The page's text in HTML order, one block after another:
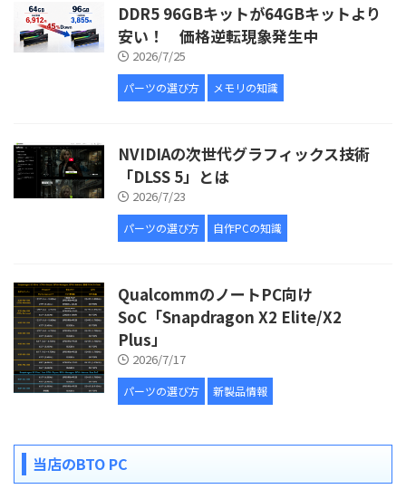
DDR5 96GBキットが64GBキットより
安い！ 価格逆転現象発生中
2026/7/25
パーツの選び方 メモリの知識
NVIDIAの次世代グラフィックス技術
「DLSS 5」とは
2026/7/23
パーツの選び方 自作PCの知識
QualcommのノートPC向け
SoC「Snapdragon X2 Elite/X2
Plus」
2026/7/17
パーツの選び方 新製品情報
当店のBTO PC